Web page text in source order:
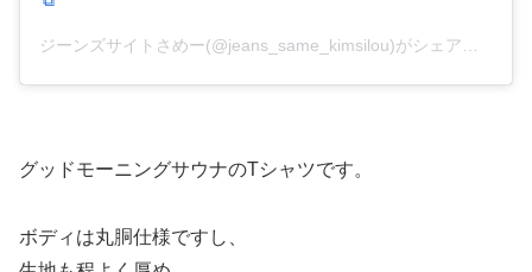
グッドモーニングサウナのTシャツです。
ボディは丸胴仕様ですし、